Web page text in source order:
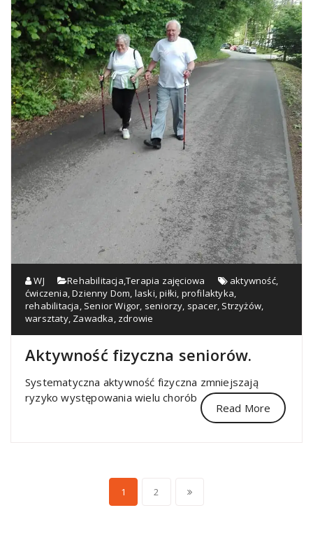
WJ Rehabilitacja ,Terapia zajęciowa aktywność,
ćwiczenia ,Dzienny Dom laski ,piłki profilaktyka
rehabilitacja Senior Wigor seniorzy spacer Strzyżów
warsztaty, Zawadka zdrowie
Aktywność fizyczna seniorów.
Systematyczna aktywność fizyczna zmniejszają
ryzyko występowania wielu chorób
Read More
Nawigacja
1 2